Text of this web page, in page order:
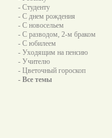
- Студенту
- С днем рождения
- С новосельем
- С разводом, 2-м браком
- С юбилеем
- Уходящим на пенсию
- Учителю
- Цветочный гороскоп
- Все темы